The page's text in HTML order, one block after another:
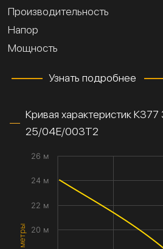
Производительность
Напор
Мощность
Узнать подробнее
Кривая характеристик
25/04Е/003Т2
20 м
22 м
24 м
26 м